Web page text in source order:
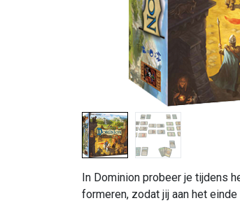
In Dominion probeer je tijdens
formeren, zodat jij aan het